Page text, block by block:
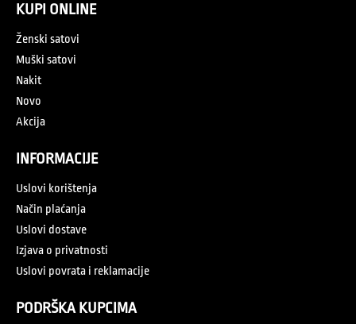
KUPI ONLINE
Ženski satovi
Muški satovi
Nakit
Novo
Akcija
INFORMACIJE
Uslovi korištenja
Način plaćanja
Uslovi dostave
Izjava o privatnosti
Uslovi povrata i reklamacije
PODRŠKA KUPCIMA